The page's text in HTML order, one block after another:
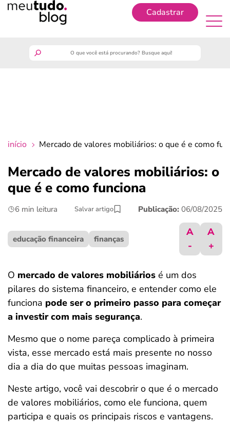
Cadastrar
crédito fácil
últimas notícias
ferramentas
início Mercado de valores mobiliários: o que é e como
Mercado de valores mobiliários: o
que é e como funciona
6 min leitura Salvar artigo Publicação: 06/08/2025
educação financeira finanças
A
-
A
+
O mercado de valores mobiliários é um dos
pilares do sistema financeiro, e entender como ele
funciona pode ser o primeiro passo para começar
a investir com mais segurança.
Mesmo que o nome pareça complicado à primeira
vista, esse mercado está mais presente no nosso
dia a dia do que muitas pessoas imaginam.
Neste artigo, você vai descobrir o que é o mercado
de valores mobiliários, como ele funciona, quem
participa e quais os principais riscos e vantagens.